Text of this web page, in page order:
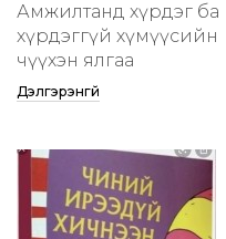
Амжилтанд хүрдэг ба
хүрдэггүй хүмүүсийн
өчүүхэн ялгаа
Дэлгэрэнгүй